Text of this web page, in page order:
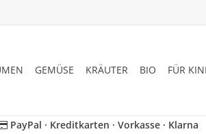
GEMÜSE KRÄUTER BIO FÜR
PayPal · Kreditkarten · Vorkasse · Klarna